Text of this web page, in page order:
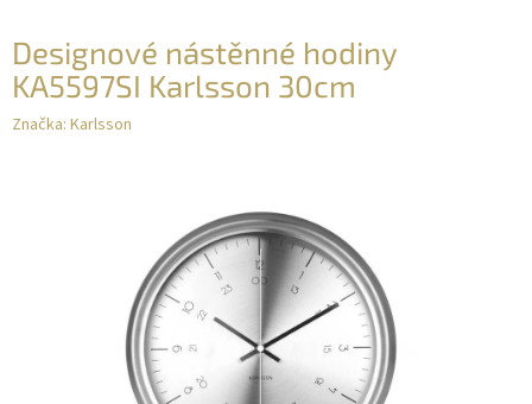
Designové nástěnné hodiny
KA5597SI Karlsson 30cm
Značka: Karlsson